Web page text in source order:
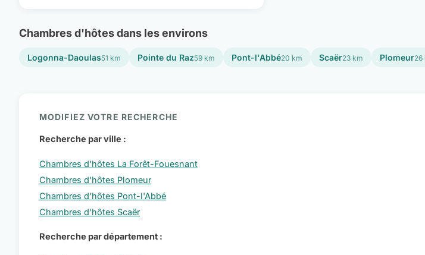
Chambres d'hôtes dans les environs
Logonna-Daoulas51 km Pointe du Raz59 km Pont-l'Abbé20 km Scaër23 km Plomeur26
MODIFIEZ VOTRE RECHERCHE
Recherche par ville :
Chambres d'hôtes La Forêt-Fouesnant
Chambres d'hôtes Plomeur
Chambres d'hôtes Pont-l'Abbé
Chambres d'hôtes Scaër
Recherche par département :